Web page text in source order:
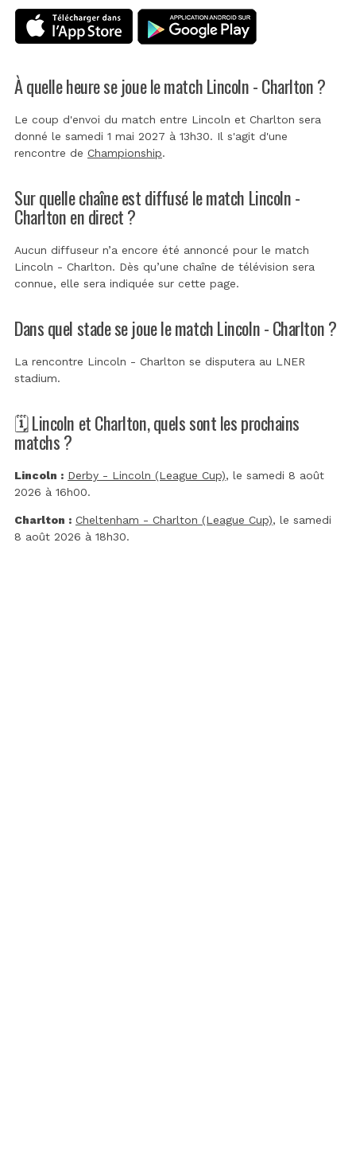
À quelle heure se joue le match Lincoln - Charlton ?
Le coup d'envoi du match entre Lincoln et Charlton sera
donné le samedi 1 mai 2027 à 13h30. Il s'agit d'une
rencontre de Championship.
Sur quelle chaîne est diffusé le match Lincoln -
Charlton en direct ?
Aucun diffuseur n’a encore été annoncé pour le match
Lincoln - Charlton. Dès qu’une chaîne de télévision sera
connue, elle sera indiquée sur cette page.
Dans quel stade se joue le match Lincoln - Charlton ?
La rencontre Lincoln - Charlton se disputera au LNER
stadium.
🗓️ Lincoln et Charlton, quels sont les prochains
matchs ?
Lincoln : Derby - Lincoln (League Cup), le samedi 8 août
2026 à 16h00.
Charlton : Cheltenham - Charlton (League Cup), le samedi
8 août 2026 à 18h30.